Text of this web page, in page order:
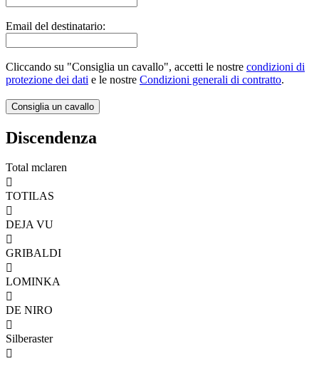
Email del destinatario:
Cliccando su "Consiglia un cavallo", accetti le nostre condizioni di
protezione dei dati e le nostre Condizioni generali di contratto.
Discendenza
Total mclaren

TOTILAS

DEJA VU

GRIBALDI

LOMINKA

DE NIRO

Silberaster
